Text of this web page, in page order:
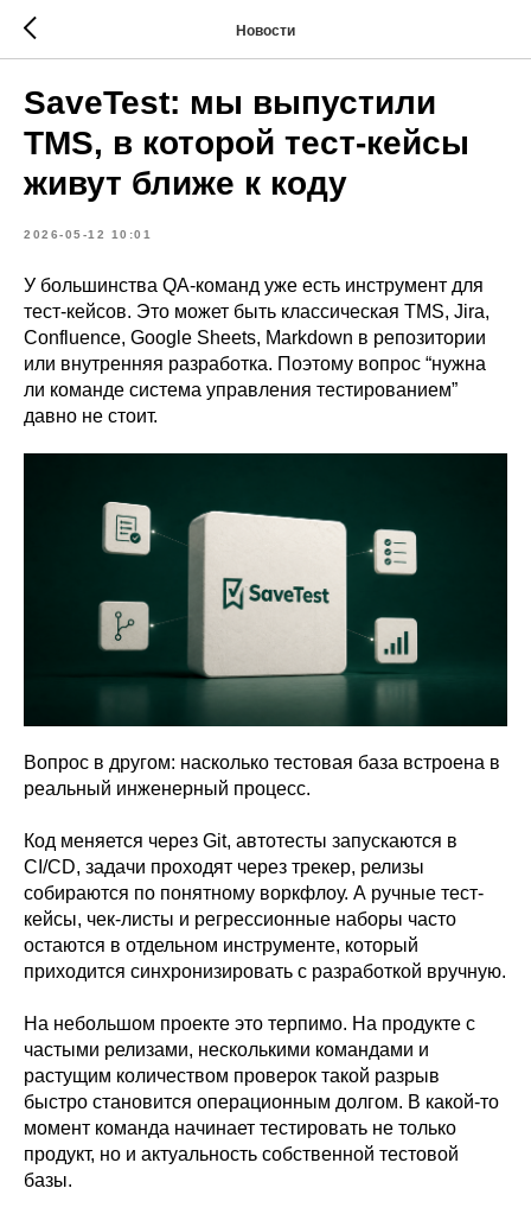
Новости
SaveTest: мы выпустили
TMS, в которой тест-кейсы
живут ближе к коду
2026-05-12 10:01
У большинства QA-команд уже есть инструмент для
тест-кейсов. Это может быть классическая TMS, Jira,
Confluence, Google Sheets, Markdown в репозитории
или внутренняя разработка. Поэтому вопрос “нужна
ли команде система управления тестированием”
давно не стоит.
Вопрос в другом: насколько тестовая база встроена в
реальный инженерный процесс.
Код меняется через Git, автотесты запускаются в
CI/CD, задачи проходят через трекер, релизы
собираются по понятному воркфлоу. А ручные тест-
кейсы, чек-листы и регрессионные наборы часто
остаются в отдельном инструменте, который
приходится синхронизировать с разработкой вручную.
На небольшом проекте это терпимо. На продукте с
частыми релизами, несколькими командами и
растущим количеством проверок такой разрыв
быстро становится операционным долгом. В какой-то
момент команда начинает тестировать не только
продукт, но и актуальность собственной тестовой
базы.